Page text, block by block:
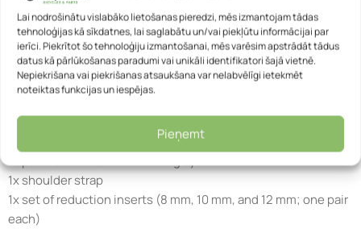
Lai nodrošinātu vislabāko lietošanas pieredzi, mēs izmantojam tādas
tehnoloģijas kā sīkdatnes, lai saglabātu un/vai piekļūtu informācijai par
ierīci. Piekrītot šo tehnoloģiju izmantošanai, mēs varēsim apstrādāt tādus
datus kā pārlūkošanas paradumi vai unikāli identifikatori šajā vietnē.
Nepiekrišana vai piekrišanas atsaukšana var nelabvēlīgi ietekmēt
noteiktas funkcijas un iespējas.
Pieņemt
Depth: 12 cm
Volume: 14.5 L
Load: 9 kg
Weight: 720 g
Waterproof: Yes (IP64)
1x shoulder strap
1x set of reduction inserts (8 mm, 10 mm, and 12 mm; one pair
each)